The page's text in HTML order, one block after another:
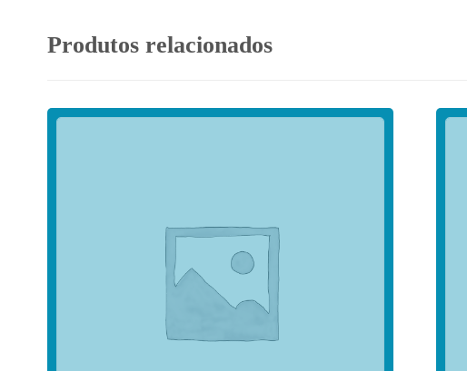
Produtos relacionados